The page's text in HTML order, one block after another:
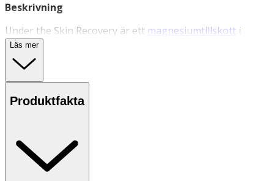
Beskrivning
Under the Skin Recovery är ett magnesiumtillskott i
kapselform som innehåller 5 olika typer av magnesium,
samt B6, B12 och linfröpulver. Formerna av magnesium
som används är lättupptagliga för kroppen och jobbar
tillsammans för att optimera effekten.
Magnesium bidrar till normal muskelfunktion och
utmattning. Vitamin B12 bidrar till nervsystemets och
immunsystemets normala funktion.
Läs mer
Produktfakta